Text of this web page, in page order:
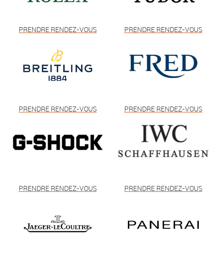
PRENDRE RENDEZ-VOUS PRENDRE RENDEZ-VOUS
PRENDRE RENDEZ-VOUS PRENDRE RENDEZ-VOUS
PRENDRE RENDEZ-VOUS PRENDRE RENDEZ-VOUS